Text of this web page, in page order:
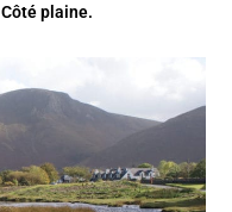
Côté plaine.